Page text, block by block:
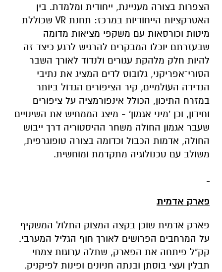
הצפרות בצורה מעניינת, ייחודית ומלמדת. בין
האטרקציות הייחודיות במרכז: תחנת VR
שכוללת
מיטות וכורסאות עם משקפי מציאות מדומה
שבעזרתם יוכלו המבקרים להרגיש לרגע כיצד זה
להיות חלק מלהקת עגורים ולנדוד לאורך השבר
הסורי־אפריקני, גלובוס לדים המציג את נתיבי
הנדידה העולמיים, קיר הציפורים הגדול ביותר
במזרח התיכון, הכולל אינפורמציה על ציפורים
וחידון, וכן 'מיני אגמון' - מיצג הממחיש את השינויים
שעבר אגמון החולה משחר ההיסטוריה דרך ייבוש
החולה, אדמות הכבול וכדומה בצורה טופוגרפית,
משולב עם טכנולוגיה מתקדמת ומוחשית.
פארק אדמית
פארק אדמית שוכן בקצה המצוק התלול המשקיף
על המרחבים הפרושים לאורך חוף הגליל המערבי.
קק"ל פיתחה את הפארק, שתלה ערוגות צמחי
תבלין ועצי בוסתן ובנתה חניונים ופינות לפיקניק.